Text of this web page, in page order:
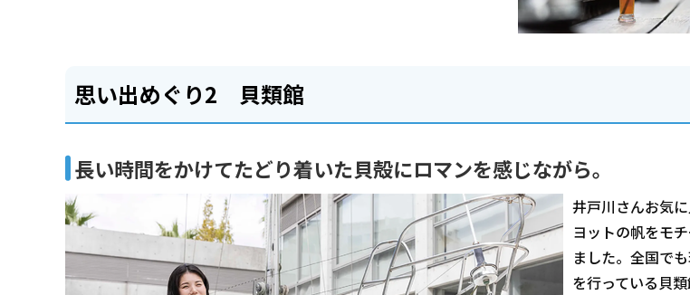
思い出めぐり2 貝類館
長い時間をかけてたどり着いた貝殻にロマンを感じながら。
井戸川さんお気
ヨットの帆をモ
ました。全国で
を行っている貝類